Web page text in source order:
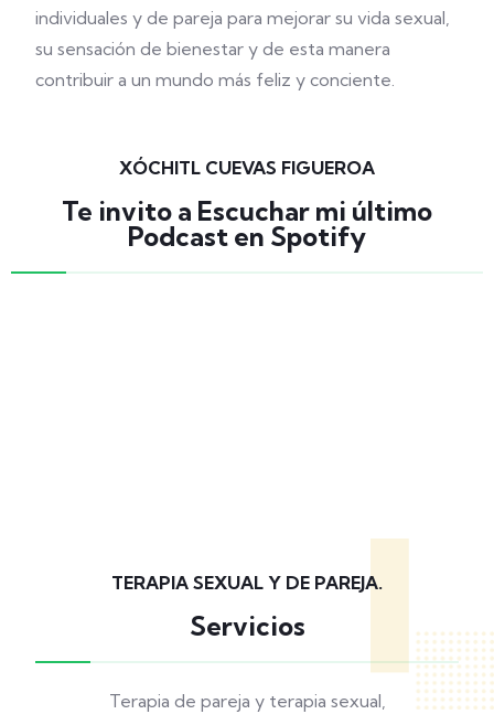
individuales y de pareja para mejorar su vida sexual,
su sensación de bienestar y de esta manera
contribuir a un mundo más feliz y conciente.
XÓCHITL CUEVAS FIGUEROA
Te invito a Escuchar mi último
Podcast en Spotify
TERAPIA SEXUAL Y DE PAREJA.
Servicios
Terapia de pareja y terapia sexual,